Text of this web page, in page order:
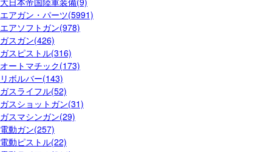
エアガン・パーツ(5991)
エアソフトガン(978)
ガスガン(426)
ガスピストル(316)
オートマチック(173)
リボルバー(143)
ガスライフル(52)
ガスショットガン(31)
ガスマシンガン(29)
電動ガン(257)
電動ピストル(22)